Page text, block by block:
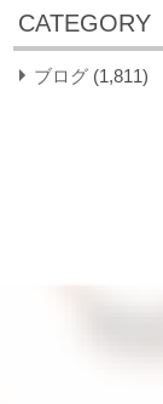
CATEGORY
ブログ (1,811)